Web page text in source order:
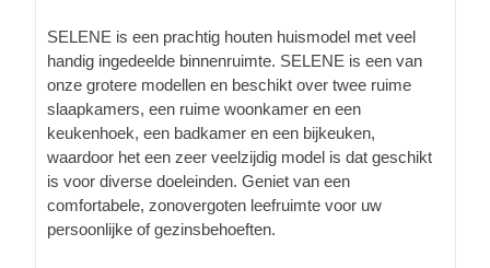
SELENE is een prachtig houten huismodel met veel
handig ingedeelde binnenruimte. SELENE is een van
onze grotere modellen en beschikt over twee ruime
slaapkamers, een ruime woonkamer en een
keukenhoek, een badkamer en een bijkeuken,
waardoor het een zeer veelzijdig model is dat geschikt
is voor diverse doeleinden. Geniet van een
comfortabele, zonovergoten leefruimte voor uw
persoonlijke of gezinsbehoeften.